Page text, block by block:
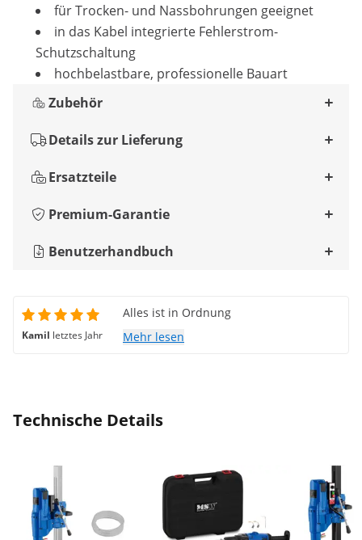
für Trocken- und Nassbohrungen geeignet
in das Kabel integrierte Fehlerstrom-
Schutzschaltung
hochbelastbare, professionelle Bauart
Zubehör
Details zur Lieferung
Ersatzteile
Premium-Garantie
Benutzerhandbuch
Kamil letztes Jahr
Alles ist in Ordnung
Mehr lesen
Technische Details